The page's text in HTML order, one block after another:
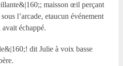
maisson œil perçant
l’arcade, etaucun événement
échappé.
dit Julie à voix basse